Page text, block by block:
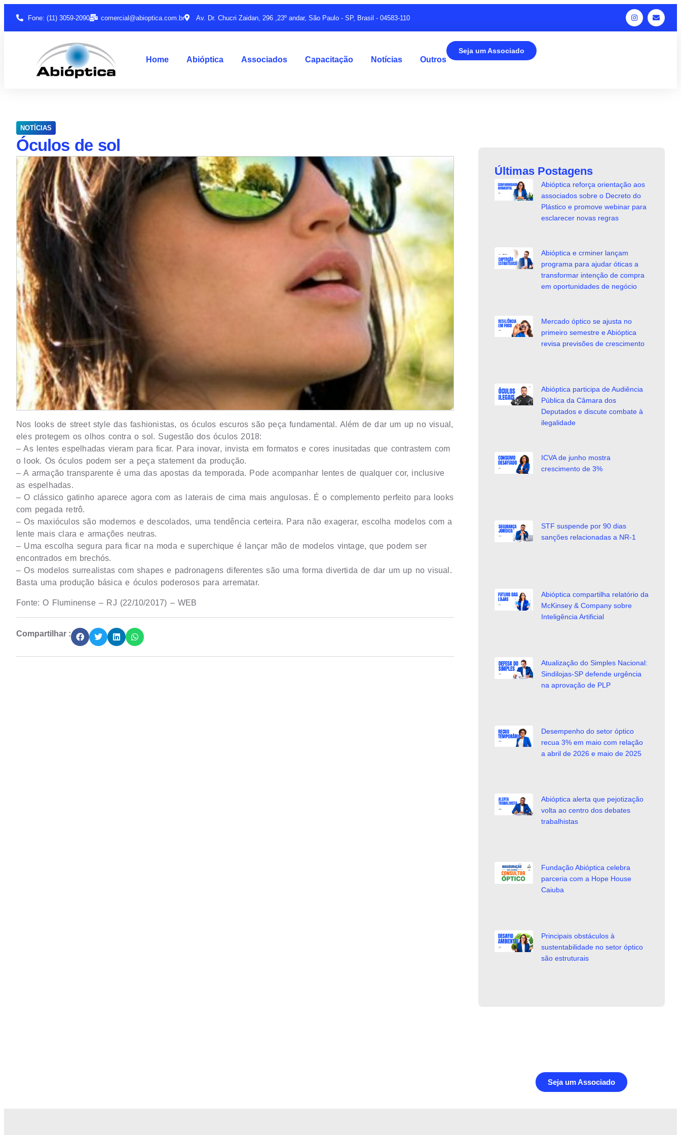
Fone: (11) 3059-2090 comercial@abioptica.com.br Av. Dr. Chucri Zaidan, 296 ,23º andar, São Paulo - SP, Brasil - 04583-110
Home Abióptica Associados Capacitação Notícias Outros
Seja um Associado
NOTÍCIAS
Óculos de sol
Nos looks de street style das fashionistas, os óculos escuros são peça fundamental. Além de dar um up no visual,
eles protegem os olhos contra o sol. Sugestão dos óculos 2018:
– As lentes espelhadas vieram para ficar. Para inovar, invista em formatos e cores inusitadas que contrastem com
o look. Os óculos podem ser a peça statement da produção.
– A armação transparente é uma das apostas da temporada. Pode acompanhar lentes de qualquer cor, inclusive
as espelhadas.
– O clássico gatinho aparece agora com as laterais de cima mais angulosas. É o complemento perfeito para looks
com pegada retrô.
– Os maxióculos são modernos e descolados, uma tendência certeira. Para não exagerar, escolha modelos com a
lente mais clara e armações neutras.
– Uma escolha segura para ficar na moda e superchique é lançar mão de modelos vintage, que podem ser
encontrados em brechós.
– Os modelos surrealistas com shapes e padronagens diferentes são uma forma divertida de dar um up no visual.
Basta uma produção básica e óculos poderosos para arrematar.
Fonte: O Fluminense – RJ (22/10/2017) – WEB
Compartilhar :
Últimas Postagens
Abióptica reforça orientação aos
associados sobre o Decreto do
Plástico e promove webinar para
esclarecer novas regras
Abióptica e crminer lançam
programa para ajudar óticas a
transformar intenção de compra
em oportunidades de negócio
Mercado óptico se ajusta no
primeiro semestre e Abióptica
revisa previsões de crescimento
Abióptica participa de Audiência
Pública da Câmara dos
Deputados e discute combate à
ilegalidade
ICVA de junho mostra
crescimento de 3%
STF suspende por 90 dias
sanções relacionadas a NR-1
Abióptica compartilha relatório da
McKinsey & Company sobre
Inteligência Artificial
Atualização do Simples Nacional:
Sindilojas-SP defende urgência
na aprovação de PLP
Desempenho do setor óptico
recua 3% em maio com relação
a abril de 2026 e maio de 2025
Abióptica alerta que pejotização
volta ao centro dos debates
trabalhistas
Fundação Abióptica celebra
parceria com a Hope House
Caiuba
Principais obstáculos à
sustentabilidade no setor óptico
são estruturais
Seja um Associado